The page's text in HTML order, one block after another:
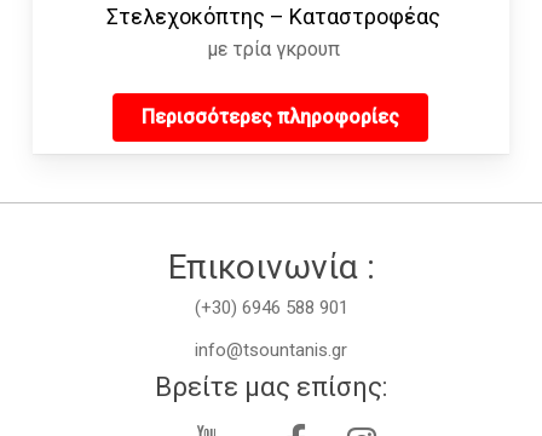
Στελεχοκόπτης – Καταστροφέας
με τρία γκρουπ
Περισσότερες πληροφορίες
Επικοινωνία :
(+30) 6946 588 901
info@tsountanis.gr
Βρείτε μας επίσης: